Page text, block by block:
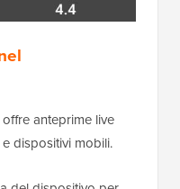
anteprime live
dispositivi mobili.